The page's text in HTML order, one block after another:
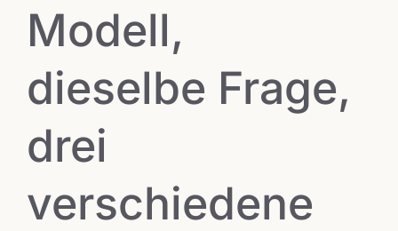
Modell,
dieselbe Frage,
drei
verschiedene